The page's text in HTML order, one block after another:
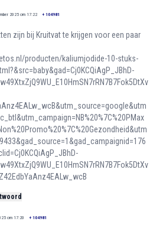
2025 om 17:22 + 104981
zijn bij Kruitvat te krijgen voor een paar
producten/kaliumjodide-10-stuks-
om 17:20 + 104981